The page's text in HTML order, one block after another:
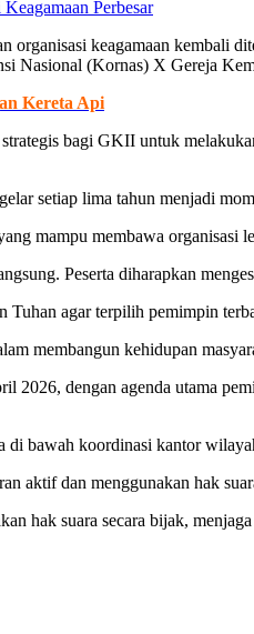
Perbesar
organisasi keagamaan kembali
Nasional (Kornas) X Gereja
Kereta Api
bagi GKII untuk
setiap lima tahun menjadi
mampu membawa organisasi
Peserta diharapkan
Tuhan agar terpilih pemimpin
membangun kehidupan
dengan agenda utama
bawah koordinasi kantor
aktif dan menggunakan hak
hak suara secara bijak,